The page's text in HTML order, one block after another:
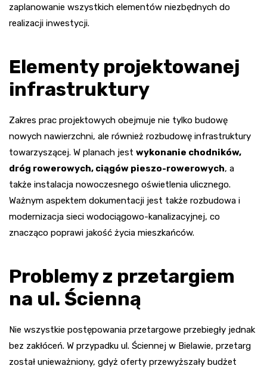
zaplanowanie wszystkich elementów niezbędnych do
realizacji inwestycji.
Elementy projektowanej
infrastruktury
Zakres prac projektowych obejmuje nie tylko budowę
nowych nawierzchni, ale również rozbudowę infrastruktury
towarzyszącej. W planach jest wykonanie chodników,
dróg rowerowych, ciągów pieszo-rowerowych, a
także instalacja nowoczesnego oświetlenia ulicznego.
Ważnym aspektem dokumentacji jest także rozbudowa i
modernizacja sieci wodociągowo-kanalizacyjnej, co
znacząco poprawi jakość życia mieszkańców.
Problemy z przetargiem
na ul. Ścienną
Nie wszystkie postępowania przetargowe przebiegły jednak
bez zakłóceń. W przypadku ul. Ściennej w Bielawie, przetarg
został unieważniony, gdyż oferty przewyższały budżet